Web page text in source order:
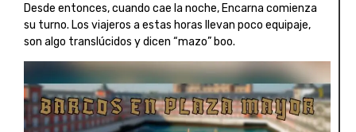
Desde entonces, cuando cae la noche, Encarna comienza
su turno. Los viajeros a estas horas llevan poco equipaje,
son algo translúcidos y dicen “mazo” boo.